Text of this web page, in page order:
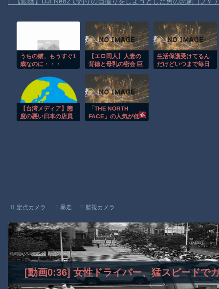
お前らがメイドイン韓国で認めてるもの 「キムチ」あと3つは？
AmazonのアツさMax！心も踊る「マンガ毎週末セール（50%還
【動画】これはお見事。中国重慶市で珍しい事故が撮影される。
【動画】ロシア軍のドローンをネット発射装置で撃墜するウクラ
【動画】逃げる判断はやっ！埼玉でスマホ運転のプリウスに当て
渡邊渚さん「私がPTSDと診断された当時、世間はまだPTSDと
うちの猫、もうすぐ1
歳なのに・・・
【エロ同人】人妻の
背徳と母乳の密会 巨
線と近親の息づく夜
ｗ
生活保護受けてるん
だけどいつまで毎日
【台湾メディア】態
度の悪い日本の店員
「THE NORTH
FACE」の人気が低
定点カメラ 暴走 監視カメラ
[動画0:36] 女性ドライバー、猛スピードで